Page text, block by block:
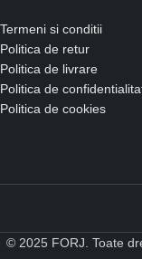
Termeni si conditii
Politica de retur
Politica de livrare
Politica de
Politica de cookies
© 2025 FORJ. Toate